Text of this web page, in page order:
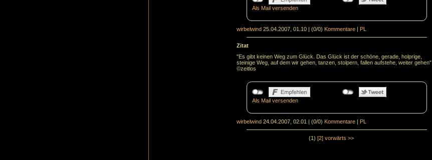
Als Mail versenden
wirbelwind 25.04.2007, 01.10 (0/0) Kommentare PL
Zitat
"Es gibt keinen Weg zum Glück. Das Glück ist der schöne, gerade, holprige,
steinige Weg, auf dem wir gehen, tanzen, stolpern, fallen aufstehe, weiter gehen"
©zeitlos
Als Mail versenden
wirbelwind 24.04.2007, 02.01 (0/0) Kommentare PL
(1) [2] vorwärts >>